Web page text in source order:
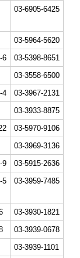
03-6905‐6425
03-5964-5620
6
03-5398-8651
03-3558-6500
4
03-3967-2131
03-3933-8875
03-5970-9106
03-3969-3136
9
03-5915-2636
5 03-3959-7485
03-3930-1821
03-3939-0678
03-3939-1101